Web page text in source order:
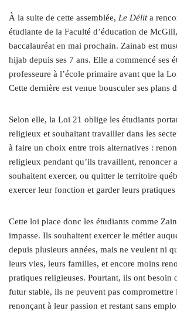
À la suite de cette assemblée, Le Délita
étudiante de la Faculté d’éducation de
baccalauréat en mai prochain. Zainab est
hijab depuis ses 7 ans. Elle a commencé ses
professeure à l’école primaire avant que la
Cette dernière est venue bousculer ses plans
Selon elle, la Loi 21 oblige les étudiants
religieux et souhaitant travailler dans les
à faire un choix entre trois alternatives :
religieux pendant qu’ils travaillent, renoncer
souhaitent exercer, ou quitter le territoire
exercer leur fonction et garder leurs pratiques
Cette loi place donc les étudiants comme
impasse. Ils souhaitent exercer le métier
depuis plusieurs années, mais ne veulent ni
leurs vies, leurs familles, et encore moins
pratiques religieuses. Pourtant, ils ont besoin
futur stable, ils ne peuvent pas compromettre
renonçant à leur passion et restant sans